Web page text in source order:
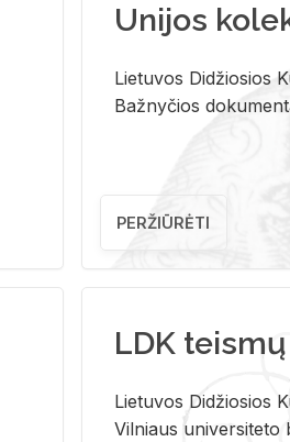
Unijos
Lietuvos Didžiosios
Bažnyčios
PERŽIŪRĖTI
LDK
Lie­tu­vos Di­džio­sios
Vil­niaus uni­ver­si­te­to